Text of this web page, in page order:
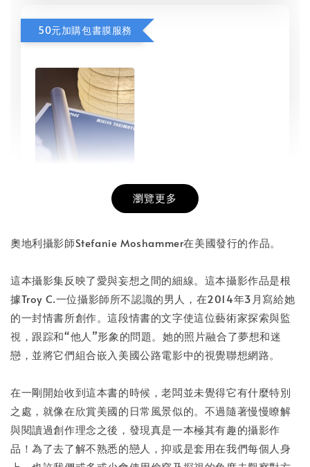
50元加購包書膜服務
NT$ 50
- +
加入購物車
瀏覽更多
奧地利攝影師Stefanie Moshammer在美國發行的作品。
這本攝影集反映了愛與妄想之間的細線。這本攝影作品是根
據Troy C.一位攝影師所不認識的男人，在2014年3月寫給她
的一封情書所創作。這段情書的文字使這位藝術家探索與監
視，跟踪和“他人”形象的問題。她的照片融合了夢想和迷
戀，並將它們組合嵌入美國公路電影中的視覺聯想網路。
在一剛開始收到這本書的時候，老闆並未覺得它有什麼特別
之處，就像在欣賞美國的日常風景似的。不過隨著慢慢瞭解
與閱讀過創作理念之後，發現真是一本極其有趣的攝影作
品！為了去了解不熟悉的戀人，抑或是套用在我們每個人身